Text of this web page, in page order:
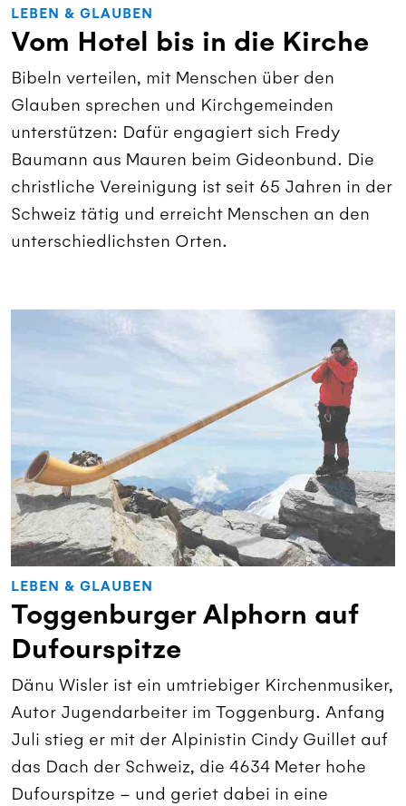
LEBEN & GLAUBEN
Vom Hotel bis in die Kirche
Bibeln verteilen, mit Menschen über den
Glauben sprechen und Kirchgemeinden
unterstützen: Dafür engagiert sich Fredy
Baumann aus Mauren beim Gideonbund. Die
christliche Vereinigung ist seit 65 Jahren in der
Schweiz tätig und erreicht Menschen an den
unterschiedlichsten Orten.
LEBEN & GLAUBEN
Toggenburger Alphorn auf
Dufourspitze
Dänu Wisler ist ein umtriebiger Kirchenmusiker,
Autor Jugendarbeiter im Toggenburg. Anfang
Juli stieg er mit der Alpinistin Cindy Guillet auf
das Dach der Schweiz, die 4634 Meter hohe
Dufourspitze – und geriet dabei in eine